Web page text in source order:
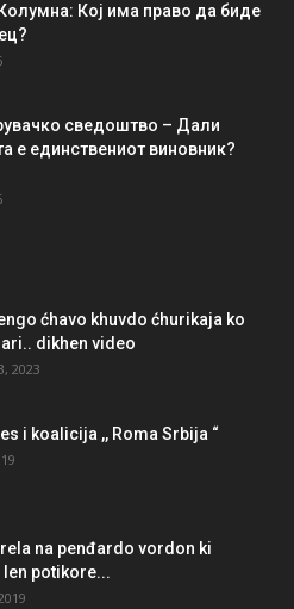
Кој има право да биде
сведоштво – Дали
е единствениот виновник?
ćhavo khuvdo ćhurikaja ko
dikhen video
2023
i koalicija ,, Roma Srbija “
na penđardo vordon ki
len potikore...